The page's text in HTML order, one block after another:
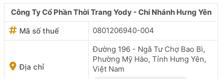
Công Ty Cổ Phần Thời Trang Yody - Chi Nhánh Hưng Yên
Mã số thuế
0801206940-004
Địa chỉ
Đường 196 - Ngã Tư Chợ Bao Bì,
Phường Mỹ Hào, Tỉnh Hưng Yên,
Việt Nam